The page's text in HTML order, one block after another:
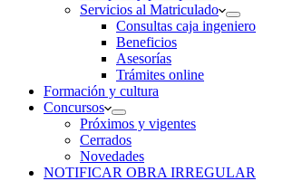
Servicios al Matriculado
Consultas caja ingeniero
Beneficios
Asesorías
Trámites online
Formación y cultura
Concursos
Próximos y vigentes
Cerrados
Novedades
NOTIFICAR OBRA IRREGULAR